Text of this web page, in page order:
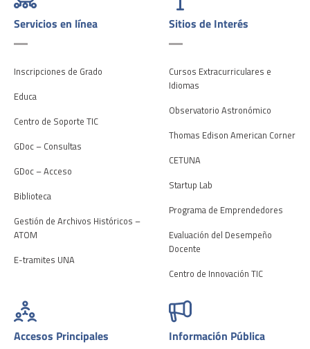
Servicios en línea
Inscripciones de Grado
Educa
Centro de Soporte TIC
GDoc – Consultas
GDoc – Acceso
Biblioteca
Gestión de Archivos Históricos –
ATOM
E-tramites UNA
Sitios de Interés
Cursos Extracurriculares e
Idiomas
Observatorio Astronómico
Thomas Edison American Corner
CETUNA
Startup Lab
Programa de Emprendedores
Evaluación del Desempeño
Docente
Centro de Innovación TIC
Accesos Principales Información Pública